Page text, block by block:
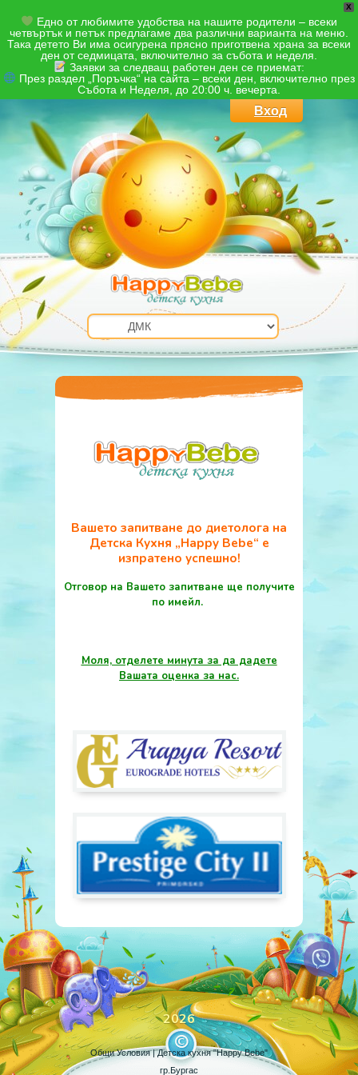
X
Едно от любимите удобства на нашите родители – всеки
четвъртък и петък предлагаме два различни варианта на меню.
Така детето Ви има осигурена прясно приготвена храна за всеки
ден от седмицата, включително за събота и неделя.
Заявки за следващ работен ден се приемат:
През раздел „Поръчка“ на сайта – всеки ден, включително през
Събота и Неделя, до 20:00 ч. вечерта.
Вход
Вашето запитване до диетолога на
Детска Кухня „Happy Bebe“ е
изпратено успешно!
Отговор на Вашето запитване ще получите
по имейл.
Моля, отделете минута за да дадете
Вашата оценка за нас.
2026
Общи Условия| Детска кухня "Happy Bebe"
гр.Бургас